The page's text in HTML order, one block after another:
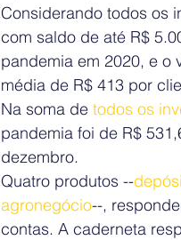
Considerando todos os
com saldo de até R$
pandemia em 2020, e o
média de R$ 413 por
Na soma de todos os
pandemia foi de R$
dezembro.
Quatro produtos --
agronegócio--,
contas. A caderneta